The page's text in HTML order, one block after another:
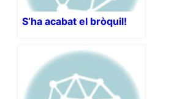
S’ha acabat el bròquil!